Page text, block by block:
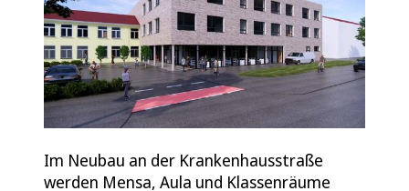
Im Neubau an der Krankenhausstraße
werden Mensa, Aula und Klassenräume